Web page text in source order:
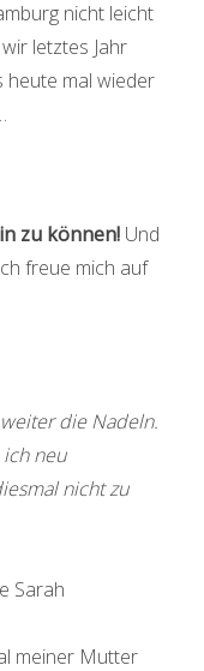
nicht leicht
letztes Jahr
heute mal wieder
zu können! Und
freue mich auf
die Nadeln.
ich neu
nicht zu
Sarah
meiner Mutter